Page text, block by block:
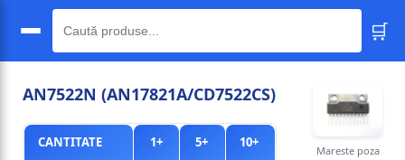
🛒
AN7522N (AN17821A/CD7522CS)
CANTITATE 1+ 5+
10+
Mareste poza